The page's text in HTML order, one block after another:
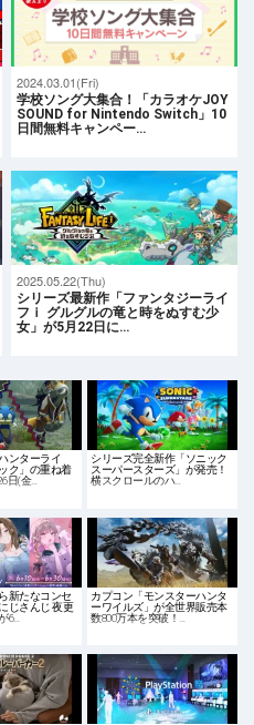
2024.03.01(Fri)
学校ソング大集合！「カラオケJOY
SOUND for Nintendo Switch」10
日間無料キャンペー…
2025.05.22(Thu)
シリーズ最新作「ファンタジーライ
フｉ グルグルの竜と時をぬすむ少
女」が5月22日に…
ンターライ
ク」の重ね着
日(金…
シリーズ完全新作「ソニック
スーパースターズ」が発売！
横スクロールのハ…
新たなコンセ
じさんじ 夜更
6…
カプコン「モンスターハンタ
ーワイルズ」が全世界販売本
数800万本を突破！…